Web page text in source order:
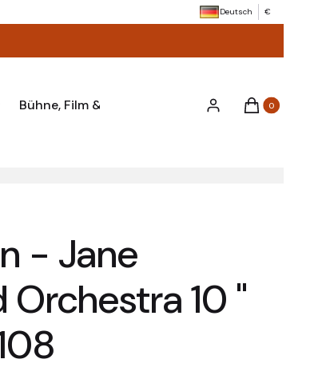
Deutsch €
Bühne, Film & Anlässe Verschiedenes &
EinloggenProdukte im
Warenkorb
- Jane
Orchestra 10 "